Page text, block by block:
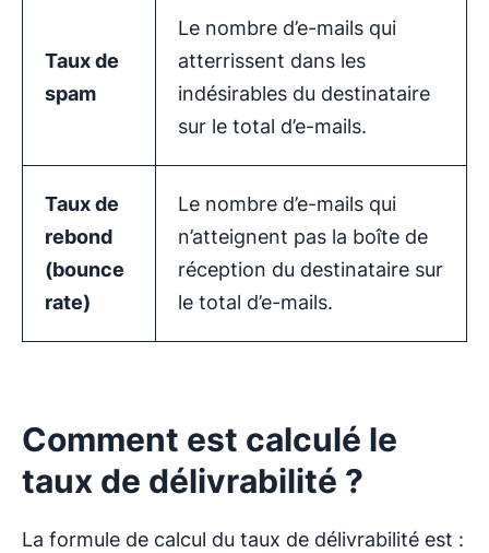
Taux de
spam
Le nombre d’e-mails qui
atterrissent dans les
indésirables du destinataire
sur le total d’e-mails.
Taux de
rebond
(bounce
rate)
Le nombre d’e-mails qui
n’atteignent pas la boîte de
réception du destinataire sur
le total d’e-mails.
Comment est calculé le
taux de délivrabilité ?
La formule de calcul du taux de délivrabilité est :